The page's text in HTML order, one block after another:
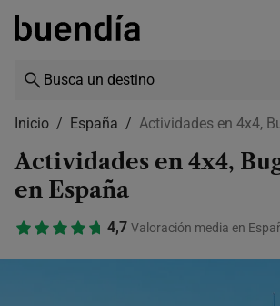
Skip
content
Inicio España Actividades en 4x4,
Actividades en 4x4,
en España
4,7 Valoración media en